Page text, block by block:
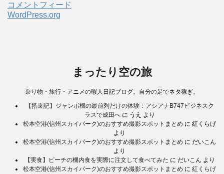
コメントフィード
WordPress.org
まったり空の旅
乗り物・旅行・アニメの暇人日記ブログ。自分の足でネタ稼ぎ。
【搭乗記】ジャンボ機の最前列だけの体験：アシアナB747ビジネスク
ラスで成田へに うえ より
松本空港(信州スカイパーク)のおすすめ撮影スポットまとめ に 紅くらげ
より
松本空港(信州スカイパーク)のおすすめ撮影スポットまとめ に だいこん
より
【実食】ピーチの機内食を実際に注文して食べてみた に だいこん より
松本空港(信州スカイパーク)のおすすめ撮影スポットまとめ に 紅くらげ